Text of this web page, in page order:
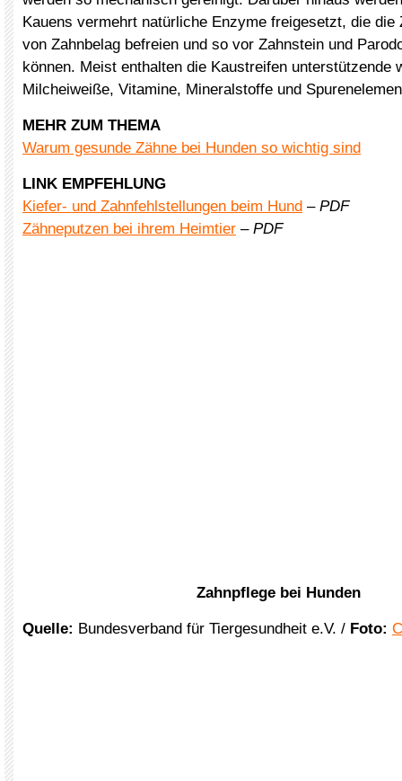
Kauens vermehrt natürliche Enzyme freigesetzt, die die
von Zahnbelag befreien und so vor Zahnstein und
können. Meist enthalten die Kaustreifen unterstützende
Milcheiweiße, Vitamine, Mineralstoffe und
MEHR ZUM THEMA
Warum gesunde Zähne bei Hunden so wichtig sind
LINK EMPFEHLUNG
Kiefer- und Zahnfehlstellungen beim Hund – PDF
Zähneputzen bei ihrem Heimtier – PDF
Zahnpflege bei Hunden
Quelle: Bundesverband für Tiergesundheit e.V. / Foto: